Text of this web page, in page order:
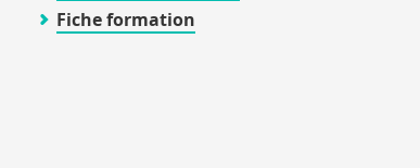
Fiche formation